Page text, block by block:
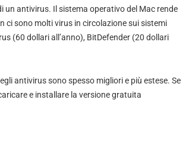
un antivirus. Il sistema operativo del Mac rende
ci sono molti virus in circolazione sui sistemi
(60 dollari all’anno), BitDefender (20 dollari
antivirus sono spesso migliori e più estese. Se
e installare la versione gratuita